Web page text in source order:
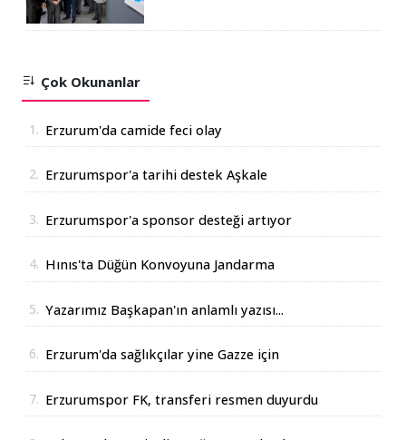
Çok Okunanlar
1. Erzurum'da camide feci olay
2. Erzurumspor'a tarihi destek Aşkale
3. Erzurumspor'a sponsor desteği artıyor
4. Hınıs'ta Düğün Konvoyuna Jandarma
5. Yazarımız Başkapan'ın anlamlı yazısı...
6. Erzurum'da sağlıkçılar yine Gazze için
7. Erzurumspor FK, transferi resmen duyurdu